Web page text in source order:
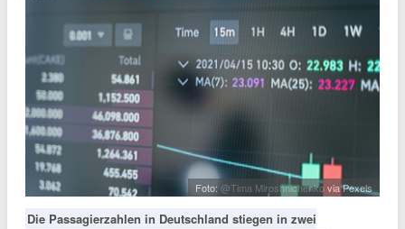
Foto: @Tima Miroshnichenkovia Pexels
Die Passagierzahlen in Deutschland stiegen in zwei